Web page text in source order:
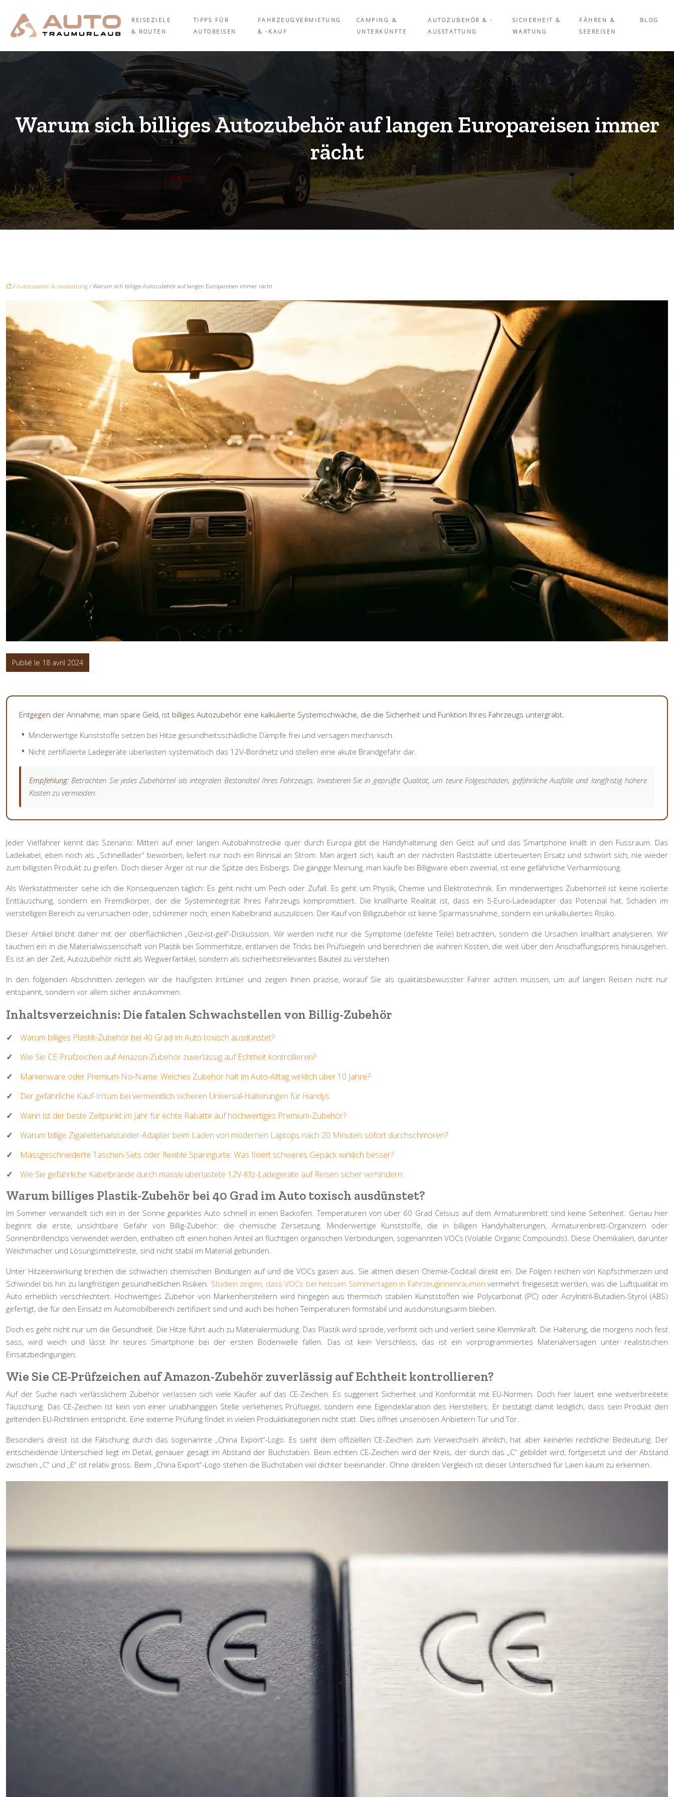
REISEZIELE
& ROUTEN
TIPPS FÜR
AUTOREISEN
FAHRZEUGVERMIETUNG
& -KAUF
CAMPING &
UNTERKÜNFTE
AUTOZUBEHÖR & -
AUSSTATTUNG
SICHERHEIT &
WARTUNG
FÄHREN &
SEEREISEN
BLOG
Warum sich billiges Autozubehör auf langen Europareisen immer
rächt
/ Autozubehör & -ausstattung / Warum sich billiges Autozubehör auf langen Europareisen immer rächt
Publié le 18 avril 2024
Entgegen der Annahme, man spare Geld, ist billiges Autozubehör eine kalkulierte Systemschwäche, die die Sicherheit und Funktion Ihres Fahrzeugs untergräbt.
Minderwertige Kunststoffe setzen bei Hitze gesundheitsschädliche Dämpfe frei und versagen mechanisch.
Nicht zertifizierte Ladegeräte überlasten systematisch das 12V-Bordnetz und stellen eine akute Brandgefahr dar.
Empfehlung: Betrachten Sie jedes Zubehörteil als integralen Bestandteil Ihres Fahrzeugs. Investieren Sie in geprüfte Qualität, um teure Folgeschäden, gefährliche Ausfälle und langfristig höhere
Kosten zu vermeiden.
Jeder Vielfahrer kennt das Szenario: Mitten auf einer langen Autobahnstrecke quer durch Europa gibt die Handyhalterung den Geist auf und das Smartphone knallt in den Fussraum. Das
Ladekabel, eben noch als „Schnelllader“ beworben, liefert nur noch ein Rinnsal an Strom. Man ärgert sich, kauft an der nächsten Raststätte überteuerten Ersatz und schwört sich, nie wieder
zum billigsten Produkt zu greifen. Doch dieser Ärger ist nur die Spitze des Eisbergs. Die gängige Meinung, man kaufe bei Billigware eben zweimal, ist eine gefährliche Verharmlosung.
Als Werkstattmeister sehe ich die Konsequenzen täglich: Es geht nicht um Pech oder Zufall. Es geht um Physik, Chemie und Elektrotechnik. Ein minderwertiges Zubehörteil ist keine isolierte
Enttäuschung, sondern ein Fremdkörper, der die SystemintegritätIhres Fahrzeugs kompromittiert. Die knallharte Realität ist, dass ein 5-Euro-Ladeadapter das Potenzial hat, Schäden im
vierstelligen Bereich zu verursachen oder, schlimmer noch, einen Kabelbrand auszulösen. Der Kauf von Billigzubehör ist keine Sparmassnahme, sondern ein unkalkuliertes Risiko.
Dieser Artikel bricht daher mit der oberflächlichen „Geiz-ist-geil“-Diskussion. Wir werden nicht nur die Symptome (defekte Teile) betrachten, sondern die Ursachen knallhart analysieren. Wir
tauchen ein in die Materialwissenschaft von Plastik bei Sommerhitze, entlarven die Tricks bei Prüfsiegeln und berechnen die wahren Kosten, die weit über den Anschaffungspreis hinausgehen.
Es ist an der Zeit, Autozubehör nicht als Wegwerfartikel, sondern als sicherheitsrelevantes Bauteil zu verstehen.
In den folgenden Abschnitten zerlegen wir die häufigsten Irrtümer und zeigen Ihnen präzise, worauf Sie als qualitätsbewusster Fahrer achten müssen, um auf langen Reisen nicht nur
entspannt, sondern vor allem sicher anzukommen.
Inhaltsverzeichnis: Die fatalen Schwachstellen von Billig-Zubehör
Warum billiges Plastik-Zubehör bei 40 Grad im Auto toxisch ausdünstet?
Wie Sie CE-Prüfzeichen auf Amazon-Zubehör zuverlässig auf Echtheit kontrollieren?
Markenware oder Premium-No-Name: Welches Zubehör hält im Auto-Alltag wirklich über 10 Jahre?
Der gefährliche Kauf-Irrtum bei vermeintlich sicheren Universal-Halterungen für Handys
Wann ist der beste Zeitpunkt im Jahr für echte Rabatte auf hochwertiges Premium-Zubehör?
Warum billige Zigarettenanzünder-Adapter beim Laden von modernen Laptops nach 20 Minuten sofort durchschmoren?
Massgeschneiderte Taschen-Sets oder flexible Spanngurte: Was fixiert schweres Gepäck wirklich besser?
Wie Sie gefährliche Kabelbrände durch massiv überlastete 12V-Kfz-Ladegeräte auf Reisen sicher verhindern
Warum billiges Plastik-Zubehör bei 40 Grad im Auto toxisch ausdünstet?
Im Sommer verwandelt sich ein in der Sonne geparktes Auto schnell in einen Backofen. Temperaturen von über 60 Grad Celsius auf dem Armaturenbrett sind keine Seltenheit. Genau hier
beginnt die erste, unsichtbare Gefahr von Billig-Zubehör: die chemische Zersetzung. Minderwertige Kunststoffe, die in billigen Handyhalterungen, Armaturenbrett-Organizern oder
Sonnenbrillenclips verwendet werden, enthalten oft einen hohen Anteil an flüchtigen organischen Verbindungen, sogenanntenVOCs (Volatile Organic Compounds). Diese Chemikalien, darunter
Weichmacher und Lösungsmittelreste, sind nicht stabil im Material gebunden.
Unter Hitzeeinwirkung brechen die schwachen chemischen Bindungen auf und die VOCs gasen aus. Sie atmen diesen Chemie-Cocktail direkt ein. Die Folgen reichen von Kopfschmerzen und
Schwindel bis hin zu langfristigen gesundheitlichen Risiken. Studien zeigen, dass VOCs bei heissen Sommertagen in Fahrzeuginnenräumen vermehrt freigesetzt werden, was die Luftqualität im
Auto erheblich verschlechtert. Hochwertiges Zubehör von Markenherstellern wird hingegen aus thermisch stabilen Kunststoffen wie Polycarbonat (PC) oder Acrylnitril-Butadien-Styrol (ABS)
gefertigt, die für den Einsatz im Automobilbereich zertifiziert sind und auch bei hohen Temperaturen formstabil und ausdünstungsarm bleiben.
Doch es geht nicht nur um die Gesundheit. Die Hitze führt auch zu Materialermüdung. Das Plastik wird spröde, verformt sich und verliert seine Klemmkraft. Die Halterung, die morgens noch fest
sass, wird weich und lässt Ihr teures Smartphone bei der ersten Bodenwelle fallen. Das ist kein Verschleiss, das ist ein vorprogrammiertes Materialversagen unter realistischen
Einsatzbedingungen.
Wie Sie CE-Prüfzeichen auf Amazon-Zubehör zuverlässig auf Echtheit kontrollieren?
Auf der Suche nach verlässlichem Zubehör verlassen sich viele Käufer auf das CE-Zeichen. Es suggeriert Sicherheit und Konformität mit EU-Normen. Doch hier lauert eine weitverbreitete
Täuschung. Das CE-Zeichen ist kein von einer unabhängigen Stelle verliehenes Prüfsiegel, sondern eine Eigendeklaration des Herstellers. Er bestätigt damit lediglich, dass sein Produkt den
geltenden EU-Richtlinien entspricht. Eine externe Prüfung findet in vielen Produktkategorien nicht statt. Dies öffnet unseriösen Anbietern Tür und Tor.
Besonders dreist ist die Fälschung durch das sogenannte „China Export“-Logo. Es sieht dem offiziellen CE-Zeichen zum Verwechseln ähnlich, hat aber keinerlei rechtliche Bedeutung. Der
entscheidende Unterschied liegt im Detail, genauer gesagt im Abstand der Buchstaben. Beim echten CE-Zeichen wird der Kreis, der durch das „C“ gebildet wird, fortgesetzt und der Abstand
zwischen „C“ und „E“ ist relativ gross. Beim „China Export“-Logo stehen die Buchstaben viel dichter beieinander. Ohne direkten Vergleich ist dieser Unterschied für Laien kaum zu erkennen.